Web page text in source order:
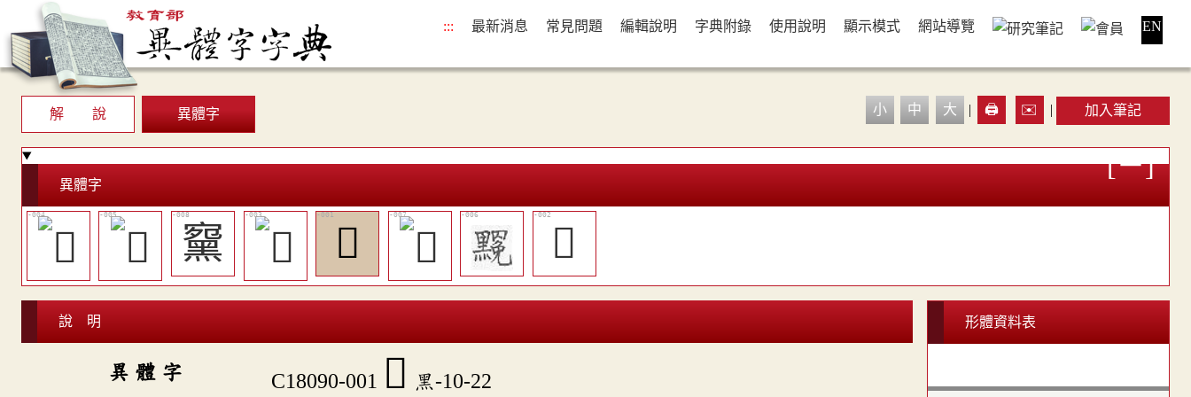
::: 最新消息 常見問題 編輯說明 字典附錄 使用說明 顯示模式 網站導覽 EN
解 說 異體字 小 中 大 | 🖨️ ✉️ | 加入筆記
異體字
䵫 𪑲 𪒣
說 明
異 體 字 C18090-001 𪑲 黑-10-22
形體資料表